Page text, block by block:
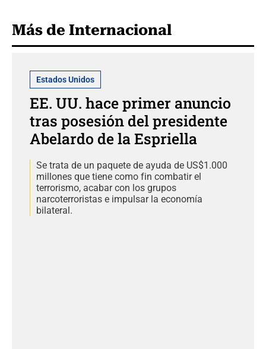
Más de Internacional
Estados Unidos
EE. UU. hace primer anuncio
tras posesión del presidente
Abelardo de la Espriella
Se trata de un paquete de ayuda de US$1.000
millones que tiene como fin combatir el
terrorismo, acabar con los grupos
narcoterroristas e impulsar la economía
bilateral.